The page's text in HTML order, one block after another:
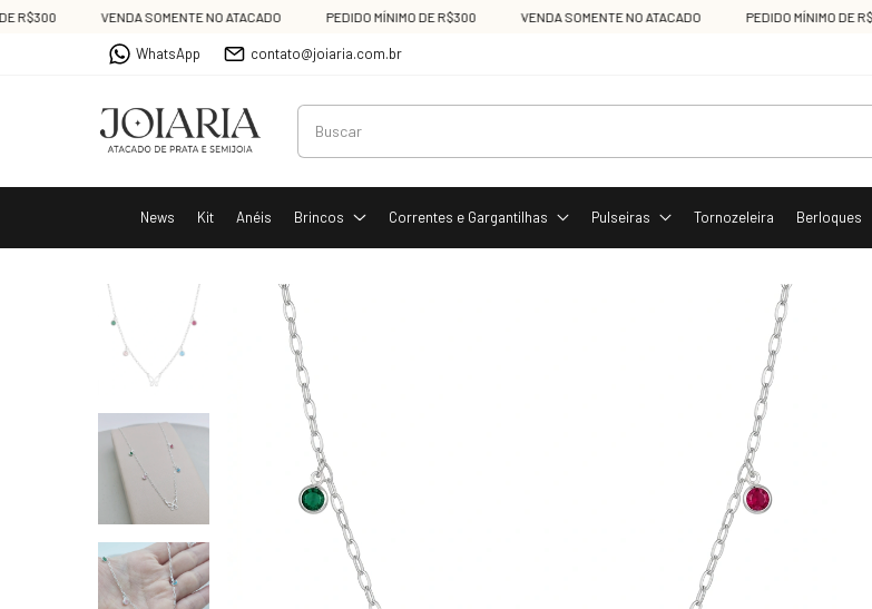
VENDA SOMENTE NO ATACADO PEDIDO MÍNIMO DE R$300 VENDA SOMENTE NO ATACADO PEDIDO MÍNIMO DE R$300
WhatsApp contato@joiaria.com.br
News Kit Anéis Brincos Correntes e Gargantilhas Pulseiras Tornozeleira Berloques